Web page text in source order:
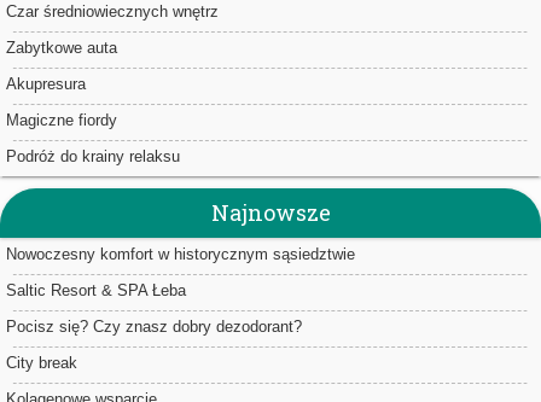
Czar średniowiecznych wnętrz
Zabytkowe auta
Akupresura
Magiczne fiordy
Podróż do krainy relaksu
Najnowsze
Nowoczesny komfort w historycznym sąsiedztwie
Saltic Resort & SPA Łeba
Pocisz się? Czy znasz dobry dezodorant?
City break